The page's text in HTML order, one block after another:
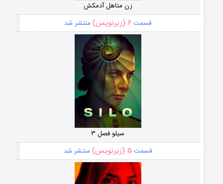
زن متاهل آدمکش
قسمت ۶ (زیرنویس) منتشر شد
سیلو فصل ۳
قسمت ۵ (زیرنویس) منتشر شد